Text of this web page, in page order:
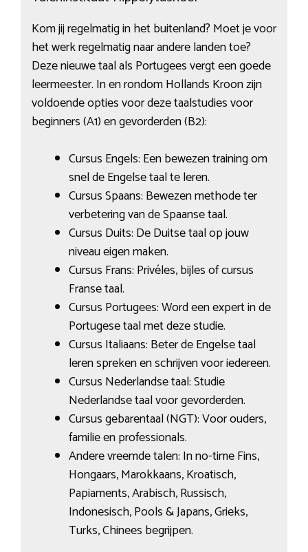
Kom jij regelmatig in het buitenland? Moet je voor
het werk regelmatig naar andere landen toe?
Deze nieuwe taal als Portugees vergt een goede
leermeester. In en rondom Hollands Kroon zijn
voldoende opties voor deze taalstudies voor
beginners (A1) en gevorderden (B2):
Cursus Engels: Een bewezen training om
snel de Engelse taal te leren.
Cursus Spaans: Bewezen methode ter
verbetering van de Spaanse taal.
Cursus Duits: De Duitse taal op jouw
niveau eigen maken.
Cursus Frans: Privéles, bijles of cursus
Franse taal.
Cursus Portugees: Word een expert in de
Portugese taal met deze studie.
Cursus Italiaans: Beter de Engelse taal
leren spreken en schrijven voor iedereen.
Cursus Nederlandse taal: Studie
Nederlandse taal voor gevorderden.
Cursus gebarentaal (NGT): Voor ouders,
familie en professionals.
Andere vreemde talen: In no-time Fins,
Hongaars, Marokkaans, Kroatisch,
Papiaments, Arabisch, Russisch,
Indonesisch, Pools & Japans, Grieks,
Turks, Chinees begrijpen.